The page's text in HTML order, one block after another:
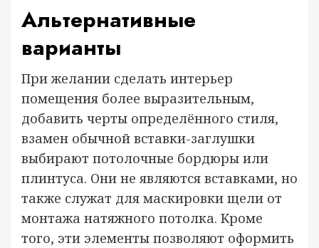
Альтернативные
варианты
При желании сделать интерьер
помещения более выразительным,
добавить черты определённого стиля,
взамен обычной вставки-заглушки
выбирают потолочные бордюры или
плинтуса. Они не являются вставками, но
также служат для маскировки щели от
монтажа натяжного потолка. Кроме
того, эти элементы позволяют оформить